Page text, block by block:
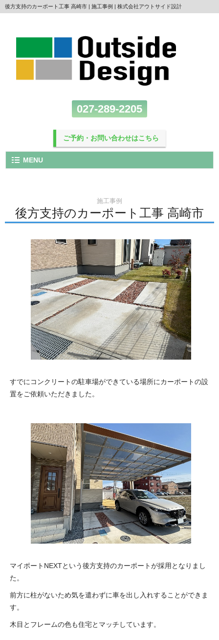
後方支持のカーポート工事 高崎市 | 施工事例 | 株式会社アウトサイド設計
027-289-2205
ご予約・お問い合わせはこちら
MENU
施工事例
後方支持のカーポート工事 高崎市
すでにコンクリートの駐車場ができている場所にカーポートの設
置をご依頼いただきました。
マイポートNEXTという後方支持のカーポートが採用となりまし
た。
前方に柱がないため気を遣わずに車を出し入れすることができま
す。
木目とフレームの色も住宅とマッチしています。